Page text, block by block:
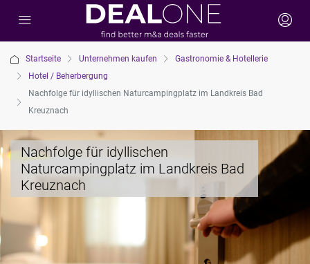
Startseite Unternehmen kaufen
Gastronomie & Hotellerie
Hotel / Beherbergung
Nachfolge für idyllischen Naturcampingplatz im Landkreis Bad
Kreuznach
Nachfolge für idyllischen
Naturcampingplatz im Landkreis Bad
Kreuznach